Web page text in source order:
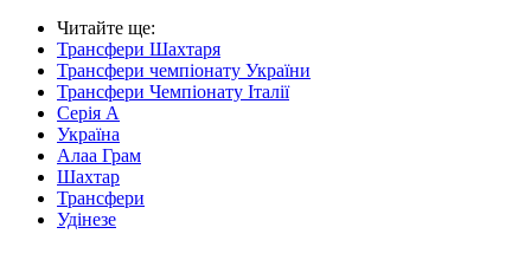
Читайте ще:
Трансфери Шахтаря
Трансфери чемпіонату України
Трансфери Чемпіонату Італії
Серія А
Україна
Алаа Грам
Шахтар
Трансфери
Удінезе